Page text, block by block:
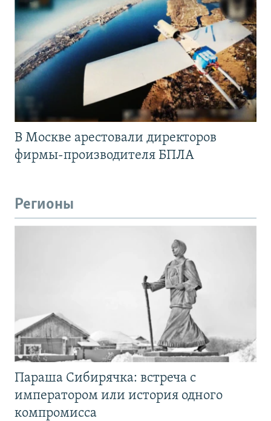
В Москве арестовали директоров
фирмы-производителя БПЛА
Регионы
Параша Сибирячка: встреча с
императором или история одного
компромисса